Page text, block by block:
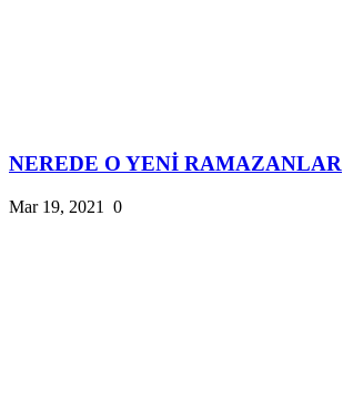
NEREDE O YENİ RAMAZANLAR
Mar 19, 2021 0